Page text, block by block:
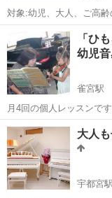
対象:幼児、大人、ご高齢の方 それぞれの方のレベルに合わ
にご指導いたします お問い合わせはお電話でお願いします Tel. 080-
栃木市 岩
「ひ
幼児
雀宮駅
月4回の個人レッスンで
プンな教室ですのでお気軽にお
栃木 宇都宮市
大人
宇都宮駅